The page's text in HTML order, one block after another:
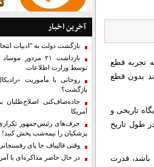
تجربه قطع
بدون قطع
تاریخی و
طول تاریخ
باشد، قدرت
آخرین اخبار
بازگشت دولت به "ادبیات
توسط وزارت اطلاعات
روحانی با مأموریت
بازگشت؟
جاده‌صاف‌کنی اصلاح‌طلبان
آمریکا
حرف‌های رئیس‌جمهور
پزشکیان را نیمه‌شب پخش کنید!
وقتی قالیباف جا پای
در حال حاضر مذاکره‌ای با